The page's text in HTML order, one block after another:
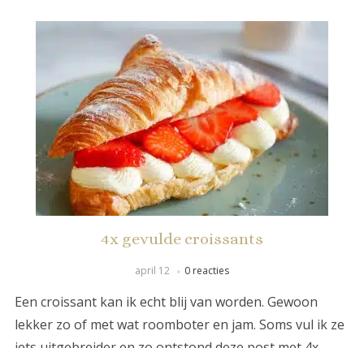
4x gevulde croissants
april 12 0 reacties
Een croissant kan ik echt blij van worden. Gewoon
lekker zo of met wat roomboter en jam. Soms vul ik ze